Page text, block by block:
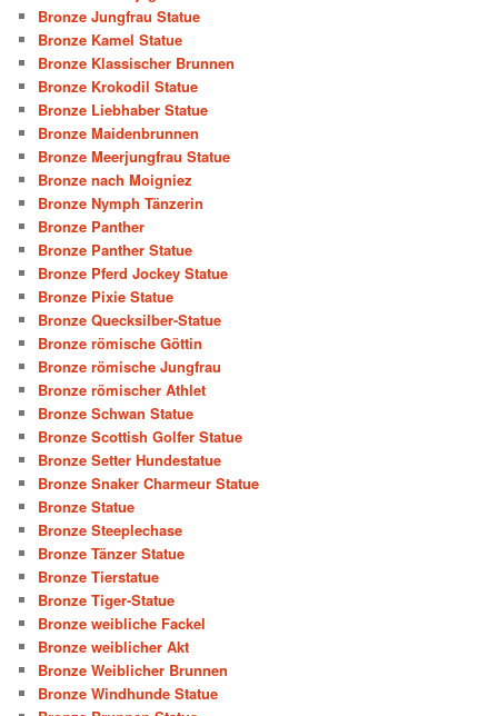
Bronze Jungfrau Statue
Bronze Kamel Statue
Bronze Klassischer Brunnen
Bronze Krokodil Statue
Bronze Liebhaber Statue
Bronze Maidenbrunnen
Bronze Meerjungfrau Statue
Bronze nach Moigniez
Bronze Nymph Tänzerin
Bronze Panther
Bronze Panther Statue
Bronze Pferd Jockey Statue
Bronze Pixie Statue
Bronze Quecksilber-Statue
Bronze römische Göttin
Bronze römische Jungfrau
Bronze römischer Athlet
Bronze Schwan Statue
Bronze Scottish Golfer Statue
Bronze Setter Hundestatue
Bronze Snaker Charmeur Statue
Bronze Statue
Bronze Steeplechase
Bronze Tänzer Statue
Bronze Tierstatue
Bronze Tiger-Statue
Bronze weibliche Fackel
Bronze weiblicher Akt
Bronze Weiblicher Brunnen
Bronze Windhunde Statue